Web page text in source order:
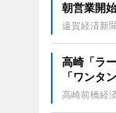
朝営業開
遠賀経済新
高崎「ラ
「ワンタ
高崎前橋経